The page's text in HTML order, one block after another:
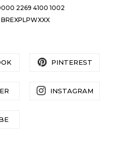
2269 4100 1002
PINTEREST
INSTAGRAM